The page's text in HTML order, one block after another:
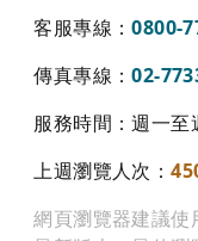
客服專線：0800-
傳真專線：02-
服務時間：週一
上週瀏覽人次：
網頁瀏覽器建議